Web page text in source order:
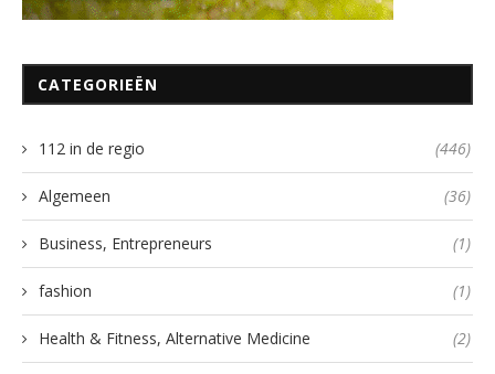
CATEGORIEËN
112 in de regio (446)
Algemeen (36)
Business, Entrepreneurs (1)
fashion (1)
Health & Fitness, Alternative Medicine (2)